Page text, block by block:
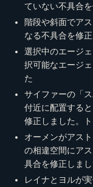
ていない不具合
階段や斜面でア
なる不具合を修
選択中のエージ
択可能なエージ
た
サイファーの「
付近に配置する
修正しました。
オーメンがアス
の相違空間にア
具合を修正しまし
レイナとヨルが